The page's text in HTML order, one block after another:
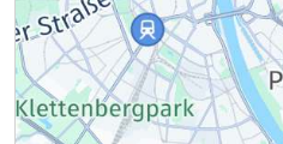
Ausstattung
Für 3 Tage